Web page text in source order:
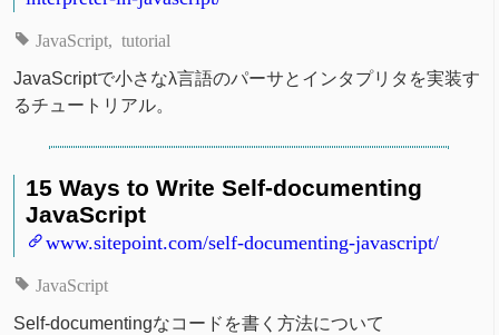
JavaScript tutorial
JavaScriptで小さなλ言語のパーサとインタプリタを実装す
るチュートリアル。
15 Ways to Write Self-documenting
JavaScript
www.sitepoint.com/self-documenting-javascript/
JavaScript
Self-documentingなコードを書く方法について